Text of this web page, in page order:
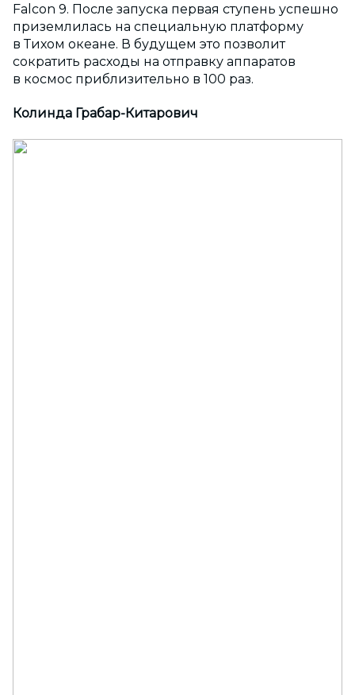
Falcon 9. После запуска первая ступень успешно
приземлилась на специальную платформу
в Тихом океане. В будущем это позволит
сократить расходы на отправку аппаратов
в космос приблизительно в 100 раз.
Колинда Грабар-Китарович